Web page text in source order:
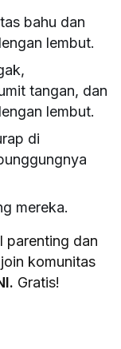
bahu dan
lembut.
tangan, dan
lembut.
di
mereka.
parenting dan
komunitas
Gratis!